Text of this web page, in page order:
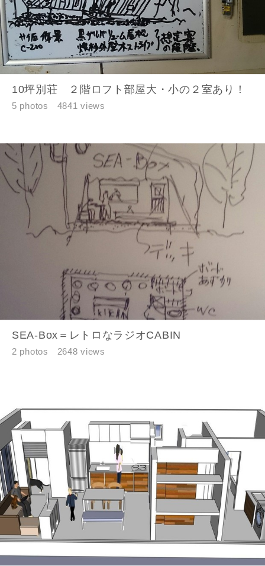
10坪別荘 ２階ロフト部屋大・小の２室あり！
5 photos 4841 views
SEA-Box＝レトロなラジオCABIN
2 photos 2648 views